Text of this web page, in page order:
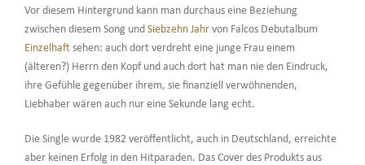
Vor diesem Hintergrund kann man durchaus eine Beziehung
zwischen diesem Song und Siebzehn Jahrvon Falcos Debutalbum
Einzelhaft sehen: auch dort verdreht eine junge Frau einem
(älteren?) Herrn den Kopf und auch dort hat man nie den Eindruck,
ihre Gefühle gegenüber ihrem, sie finanziell verwöhnenden,
Liebhaber wären auch nur eine Sekunde lang echt.
Die Single wurde 1982 veröffentlicht, auch in Deutschland, erreichte
aber keinen Erfolg in den Hitparaden. Das Cover des Produkts aus